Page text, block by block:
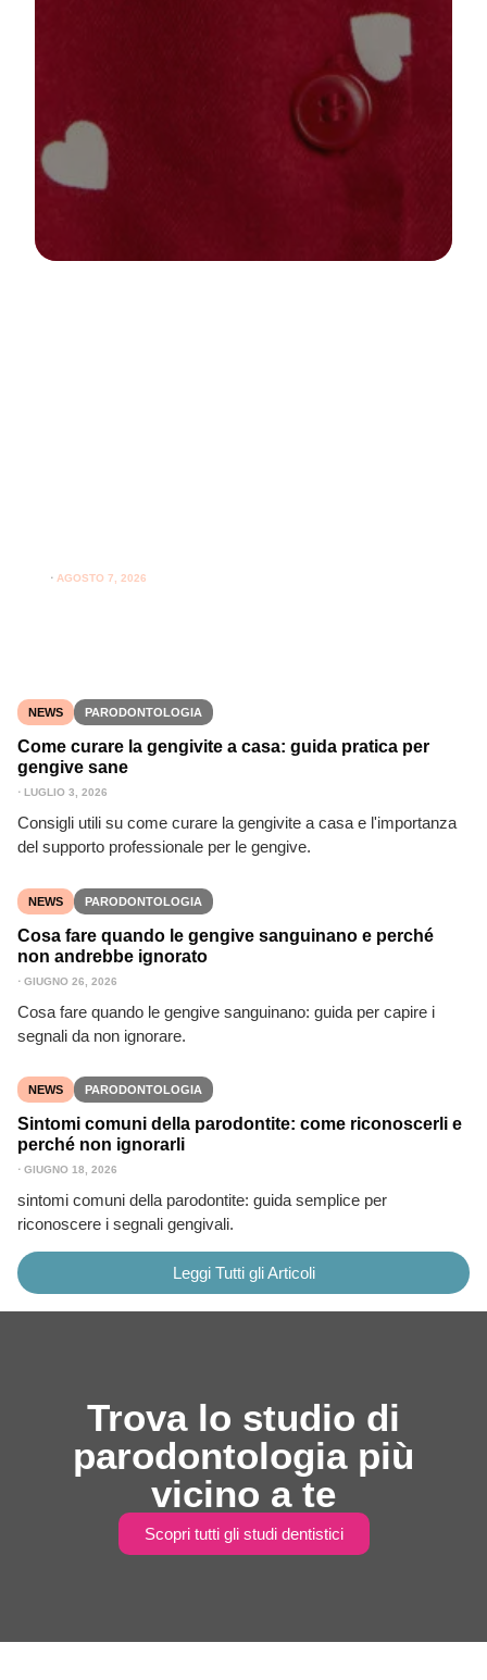
⋅ AGOSTO 7, 2026
NEWS PARODONTOLOGIA
Come curare la gengivite a casa: guida pratica per
gengive sane
⋅ LUGLIO 3, 2026
Consigli utili su come curare la gengivite a casa e l'importanza
del supporto professionale per le gengive.
NEWS PARODONTOLOGIA
Cosa fare quando le gengive sanguinano e perché
non andrebbe ignorato
⋅ GIUGNO 26, 2026
Cosa fare quando le gengive sanguinano: guida per capire i
segnali da non ignorare.
NEWS PARODONTOLOGIA
Sintomi comuni della parodontite: come riconoscerli e
perché non ignorarli
⋅ GIUGNO 18, 2026
sintomi comuni della parodontite: guida semplice per
riconoscere i segnali gengivali.
Leggi Tutti gli Articoli
Trova lo studio di
parodontologia più
vicino a te
Scopri tutti gli studi dentistici